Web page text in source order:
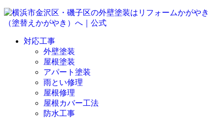
対応工事
外壁塗装
屋根塗装
アパート塗装
雨とい修理
屋根修理
屋根カバー工法
防水工事